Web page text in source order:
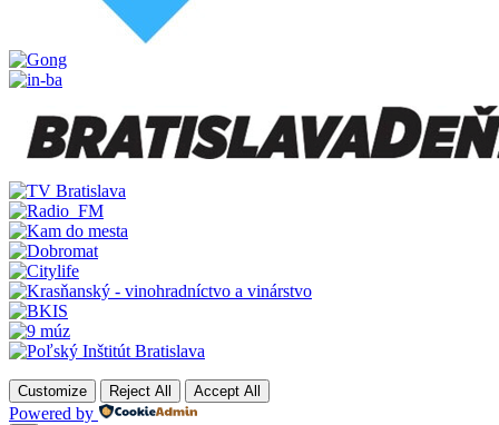
Customize Reject All Accept All
Powered by